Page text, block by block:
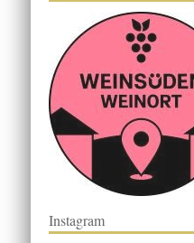
Instagram